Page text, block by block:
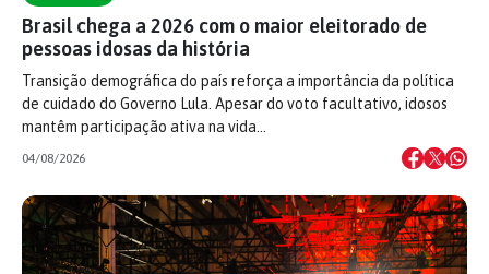
Brasil chega a 2026 com o maior eleitorado de
pessoas idosas da história
Transição demográfica do país reforça a importância da política
de cuidado do Governo Lula. Apesar do voto facultativo, idosos
mantêm participação ativa na vida…
04/08/2026